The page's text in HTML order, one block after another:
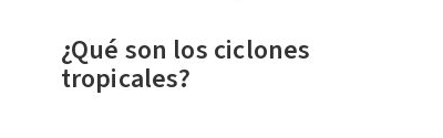
¿Qué son los ciclones
tropicales?